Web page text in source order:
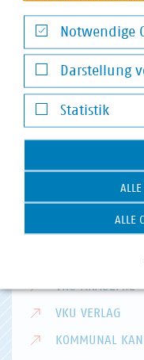
Hausanschrift und
Invalidenstr. 91
+49 30
VKU AKADEMIE
VKU VERLAG
KOMMUNAL
Notwendige
Notwendige
Darstellung
Darstellung von
Statistik
Statistik
ALLE
ALLE